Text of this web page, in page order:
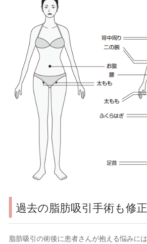
過去の脂肪吸引手術も修
脂肪吸引の術後に患者さんが抱える悩みに